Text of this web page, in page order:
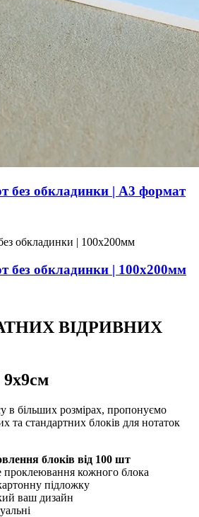
без обкладинки | А3 формат
без обкладинки | 100х200мм
ВІДРИВНИХ
в більших розмірах, пропонуємо
та стандартних блоків для нотаток
блоків від 100 шт
проклеювання кожного блока
підложку
ваш дизайн